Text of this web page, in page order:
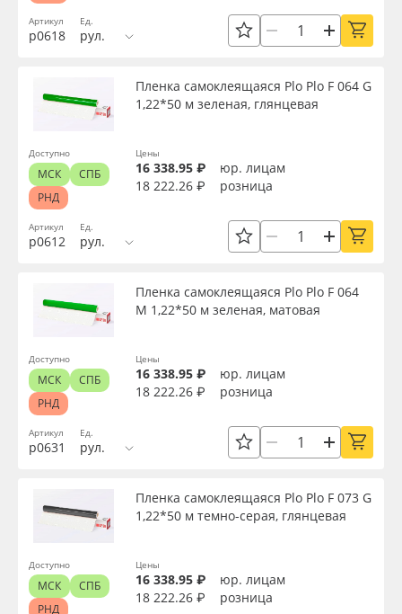
Артикул
р0618
Ед.
рул.
Артикул
р0612
Пленка самоклеящаяся Plo Plo F 064 G
1,22*50 м зеленая, глянцевая
Ед.
рул.
Цены
16 338.95 ₽
юр. лицам
18 222.26 ₽
розница
Доступно
МСК
СПБ
РНД
Артикул
р0631
Пленка самоклеящаяся Plo Plo F 064
M 1,22*50 м зеленая, матовая
Ед.
рул.
Цены
16 338.95 ₽
юр. лицам
18 222.26 ₽
розница
Доступно
МСК
СПБ
РНД
Пленка самоклеящаяся Plo Plo F 073 G
1,22*50 м темно-серая, глянцевая
Цены
16 338.95 ₽
юр. лицам
18 222.26 ₽
розница
Доступно
МСК
СПБ
РНД